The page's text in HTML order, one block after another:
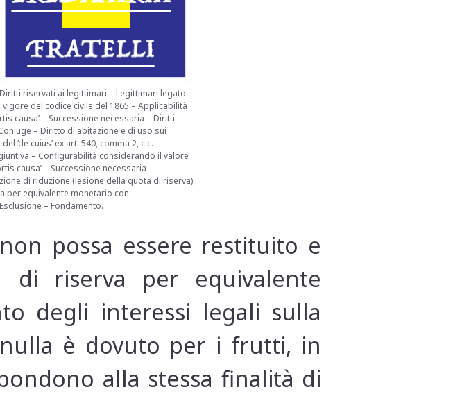
riservati ai legittimari – Legittimari legato
del codice civile del 1865 – Applicabilità
causa’ – Successione necessaria – Diritti
– Diritto di abitazione e di uso sui
‘de cuius’ ex art. 540, comma 2, c.c. –
– Configurabilità considerando il valore
causa’ – Successione necessaria –
di riduzione (lesione della quota di riserva)
per equivalente monetario con
– Fondamento.
possa essere restituito e
di riserva per equivalente
degli interessi legali sulla
è dovuto per i frutti, in
alla stessa finalità di